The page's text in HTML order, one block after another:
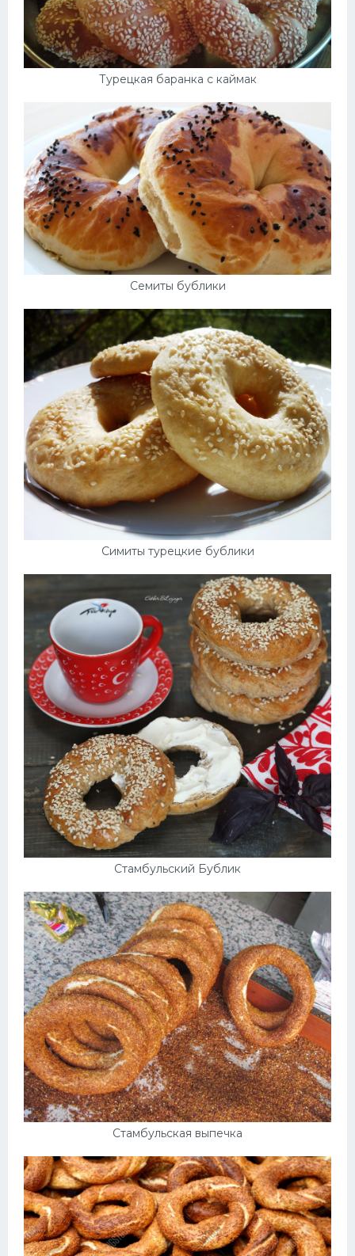
Турецкая баранка с каймак
Семиты бублики
Симиты турецкие бублики
Стамбульский Бублик
Стамбульская выпечка